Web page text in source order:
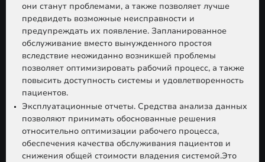
они станут проблемами, а также позволяет лучше
предвидеть возможные неисправности и
предупреждать их появление. Запланированное
обслуживание вместо вынужденного простоя
вследствие неожиданно возникшей проблемы
позволяет оптимизировать рабочий процесс, а также
повысить доступность системы и удовлетворенность
пациентов.
Эксплуатационные отчеты. Средства анализа данных
позволяют принимать обоснованные решения
относительно оптимизации рабочего процесса,
обеспечения качества обслуживания пациентов и
снижения общей стоимости владения системой.Это